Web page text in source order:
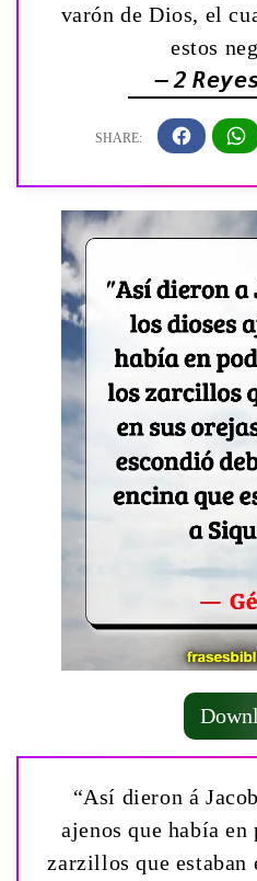
varón de Dios, el
estos
— 2
“Así dieron á
ajenos que había
zarzillos que estaban